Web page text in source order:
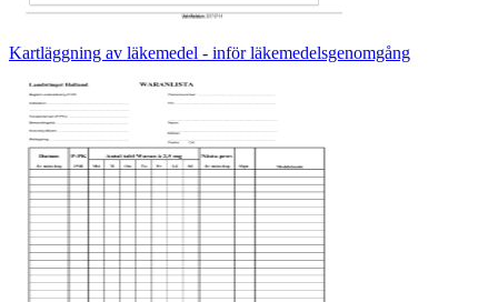
Kartläggning av läkemedel - inför läkemedelsgenomgång